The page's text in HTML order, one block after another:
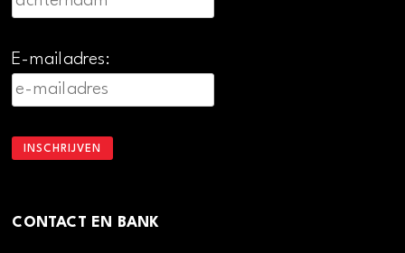
E-mailadres:
CONTACT EN BANK